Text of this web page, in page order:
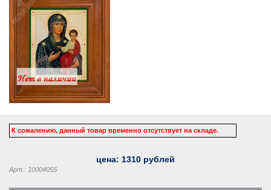
К сожалению, данный товар временно отсутствует на складе.
цена: 1310 рублей
Арт.: 10004055